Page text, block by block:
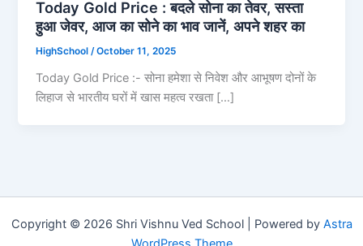
Today Gold Price : बदले सोना का तेवर, सस्ता
हुआ जेवर, आज का सोने का भाव जानें, अपने शहर का
HighSchool/October 11, 2025
Today Gold Price :- सोना हमेशा से निवेश और आभूषण दोनों के
लिहाज से भारतीय घरों में खास महत्व रखता […]
Copyright © 2026 Shri Vishnu Ved School | Powered by Astra